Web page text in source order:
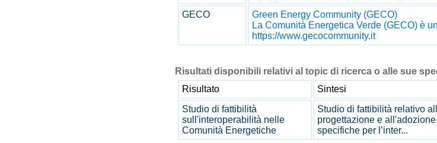
GECO
Green Energy Community (GECO)
La Comunità Energetica Verde (GECO) è
https://www.gecocommunity.it
Risultati disponibili relativi al topic di ricerca o alle sue
Risultato
Sintesi
Studio di fattibilità
sull'interoperabilità nelle
Comunità Energetiche
Studio di fattibilità relativo
progettazione e all'adozione
specifiche per l’inter...